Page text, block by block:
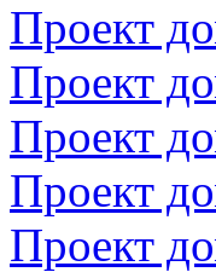
Проект
Проект
Проект
Проект
Проект